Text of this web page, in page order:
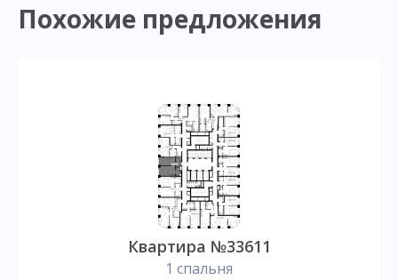
Похожие предложения
Квартира №33611
1 спальня